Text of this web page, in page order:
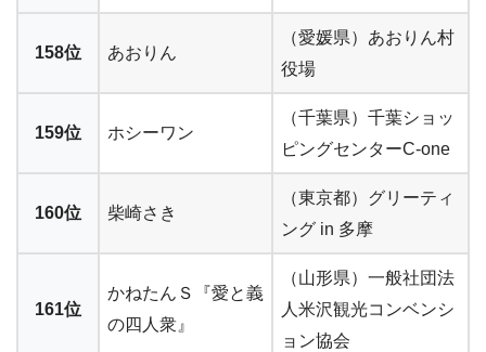
158位 あおりん
（愛媛県）あおりん村
役場
159位 ホシーワン
（千葉県）千葉ショッ
ピングセンターC-one
160位 柴崎さき
（東京都）グリーティ
ング in 多摩
161位
かねたんＳ『愛と義
の四人衆』
（山形県）一般社団法
人米沢観光コンベンシ
ョン協会